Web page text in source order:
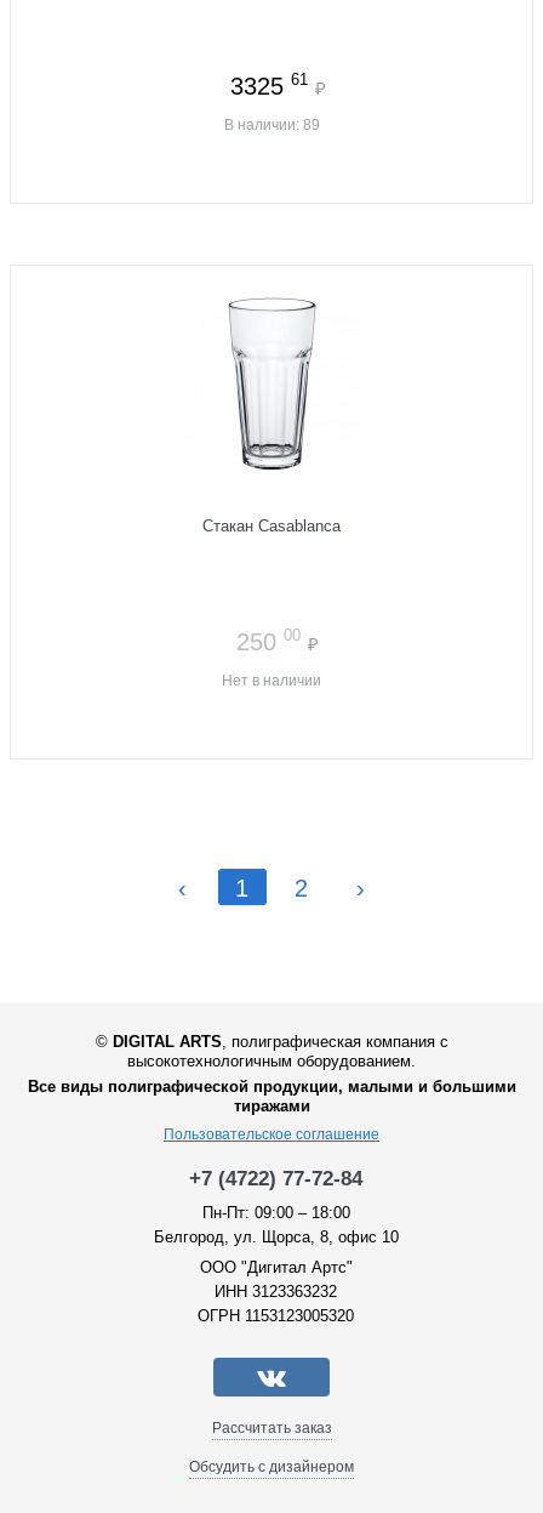
3325 61 ₽
В наличии: 89
Стакан Casablanca
250 00 ₽
Нет в наличии
‹ 1 2 ›
© DIGITAL ARTS
полиграфическая компания с
высокотехнологичным оборудованием.
Все виды полиграфической продукции, малыми и большими
тиражами
Пользовательское соглашение
+7 (4722) 77-72-84
Пн-Пт: 09:00 – 18:00
Белгород, ул. Щорса, 8, офис 10
ООО "Дигитал Артс"
ИНН 3123363232
ОГРН 1153123005320
Рассчитать заказ
Обсудить с дизайнером